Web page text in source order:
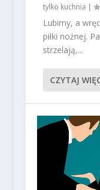
tylko kuchnia |
Lubimy, a
piłki nożnej.
strzelają,...
CZYTAJ